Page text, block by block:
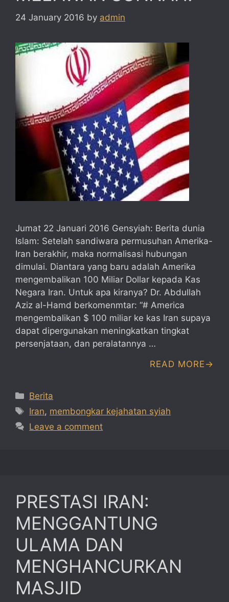
24 January 2016 by admin
Jumat 22 Januari 2016 Gensyiah: Berita dunia
Islam: Setelah sandiwara permusuhan Amerika-
Iran berakhir, maka normalisasi hubungan
dimulai. Diantara yang baru adalah Amerika
mengembalikan 100 Miliar Dollar kepada Kas
Negara Iran. Untuk apa kiranya? Dr. Abdullah
Aziz al-Hamd berkomenmtar: “# America
mengembalikan $ 100 miliar ke kas Iran supaya
dapat dipergunakan meningkatkan tingkat
persenjataan, dan peralatannya …
READ MORE
Categories
Berita
Tags
Iran, membongkar kejahatan syiah
Leave a comment
PRESTASI IRAN:
MENGGANTUNG
ULAMA DAN
MENGHANCURKAN
MASJID